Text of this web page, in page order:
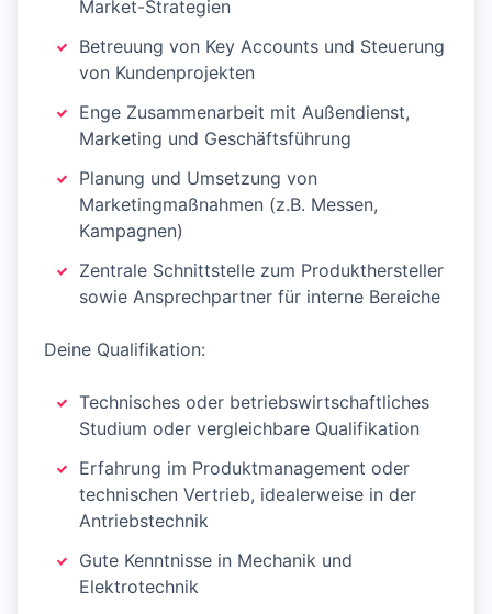
Market-Strategien
Betreuung von Key Accounts und Steuerung
von Kundenprojekten
Enge Zusammenarbeit mit Außendienst,
Marketing und Geschäftsführung
Planung und Umsetzung von
Marketingmaßnahmen (z.B. Messen,
Kampagnen)
Zentrale Schnittstelle zum Produkthersteller
sowie Ansprechpartner für interne Bereiche
Deine Qualifikation:
Technisches oder betriebswirtschaftliches
Studium oder vergleichbare Qualifikation
Erfahrung im Produktmanagement oder
technischen Vertrieb, idealerweise in der
Antriebstechnik
Gute Kenntnisse in Mechanik und
Elektrotechnik